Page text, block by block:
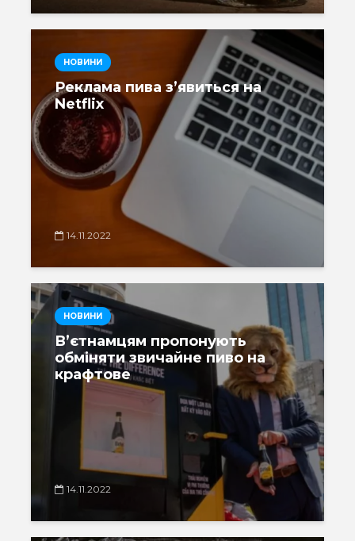
НОВИНИ
Реклама пива з’явиться на
Netflix
14.11.2022
НОВИНИ
В’єтнамцям пропонують
обміняти звичайне пиво на
крафтове
14.11.2022